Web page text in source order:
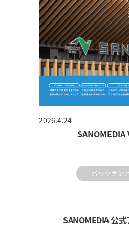
2026.4.24
バックナン
SANOMEDIA 公